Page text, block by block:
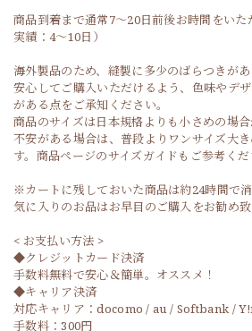
商品到着まで通常7〜20日前後お時間をいた
実績：4〜10日）
海外製品のため、縫製に多少のばらつきがあ
安心してご購入いただけるよう、色味やデ
がある点をご承知ください。
商品のサイズは日本規格よりも小さめの場
不安がある場合は、普段よりワンサイズ大
す。商品ページのサイズガイドもご参考くだ
※カートに残しておいた商品は約24時間で
気に入りのお品はお早目のご購入をお勧め致
< お支払い方法 >
◆クレジットカード決済
手数料無料で安心＆簡単。オススメ！
◆キャリア決済
対応キャリア：docomo / au / Softbank /
手数料：300円